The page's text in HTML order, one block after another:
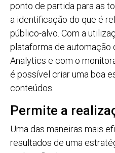
ponto de partida para as
a identificação do que é
público-alvo. Com a
plataforma de automação
Analytics e com o
é possível criar uma boa
conteúdos.
Permite a
Uma das maneiras mais
resultados de uma